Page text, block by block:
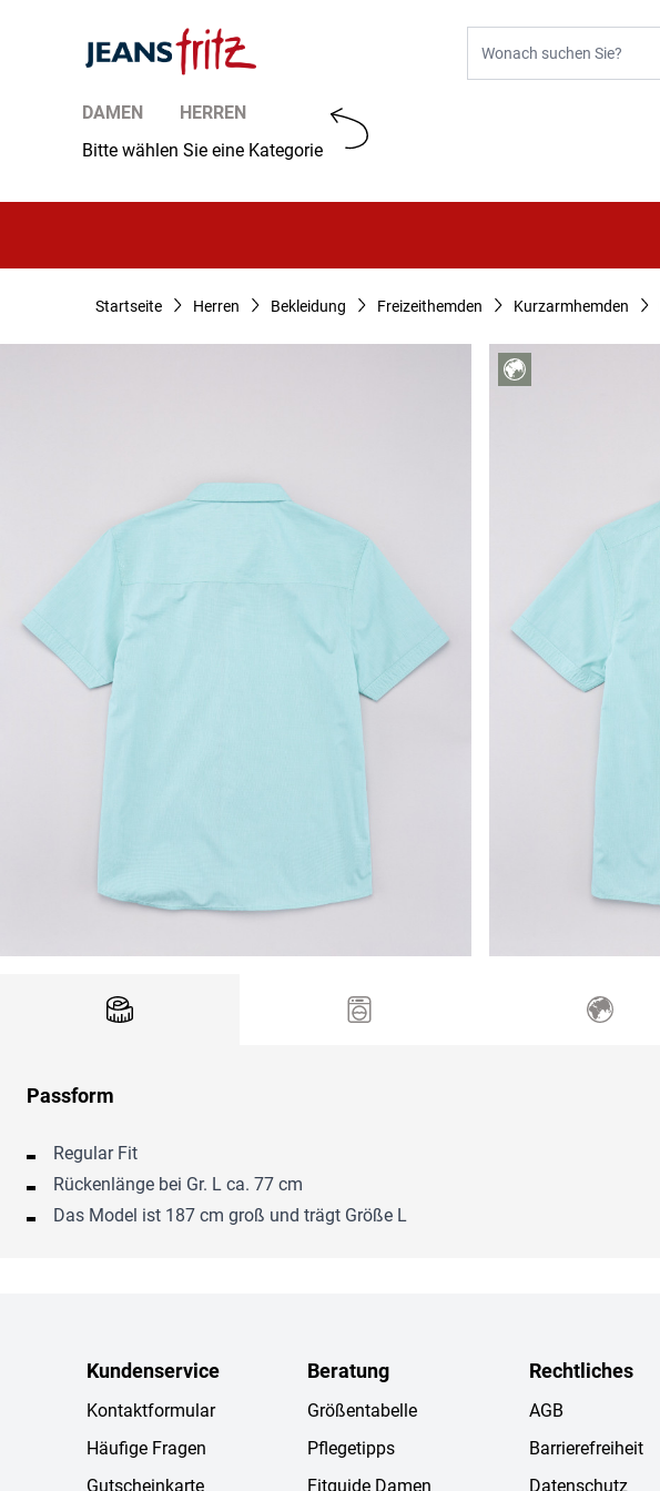
DAMEN
HERREN
Bitte wählen Sie eine Kategorie
Startseite Herren Bekleidung Freizeithemden Kurzarmhemden
Passform
Regular Fit
Rückenlänge bei Gr. L ca. 77 cm
Das Model ist 187 cm groß und trägt Größe L
Kundenservice
Kontaktformular
Häufige Fragen
Gutscheinkarte
Beratung
Größentabelle
Pflegetipps
Fitguide Damen
Rechtliches
AGB
Barrierefreiheit
Datenschutz